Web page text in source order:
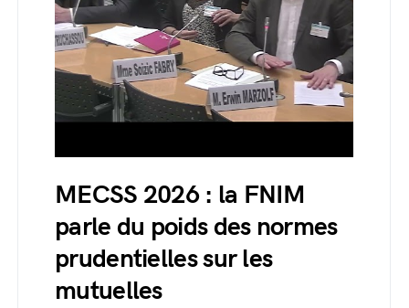
MECSS 2026 : la FNIM
parle du poids des normes
prudentielles sur les
mutuelles